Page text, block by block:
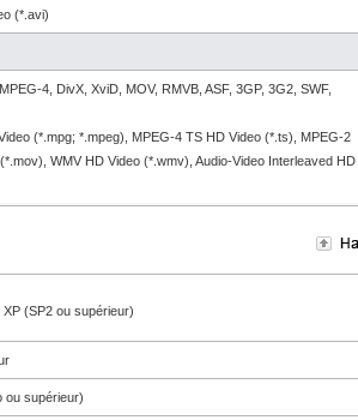
(*.avi)
4, DivX, XviD, MOV, RMVB, ASF, 3GP, 3G2, SWF,
(*.mpg; *.mpeg), MPEG-4 TS HD Video (*.ts), MPEG-2
WMV HD Video (*.wmv), Audio-Video Interleaved HD
(SP2 ou supérieur)
ou supérieur)